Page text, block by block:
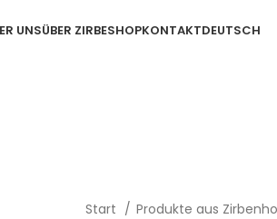
UNSÜBER ZIRBESHOPKONTAKTDEUTSCH
Start Produkte aus